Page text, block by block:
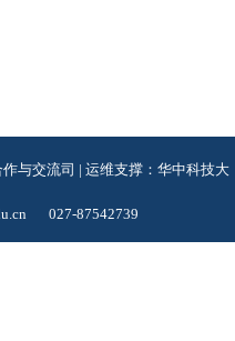
与交流司 | 运维支撑：华中科技大
027-87542739